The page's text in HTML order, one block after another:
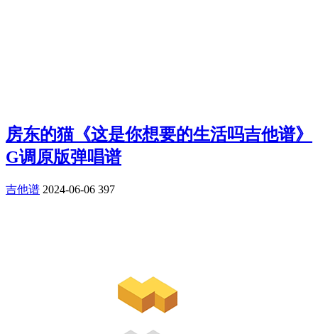
房东的猫《这是你想要的生活吗吉他谱》
G调原版弹唱谱
吉他谱 2024-06-06 397